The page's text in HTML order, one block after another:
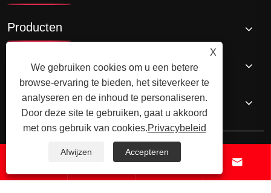
Producten
Nieuws
Neem contact met ons op
 
X
We gebruiken cookies om u een betere
browse-ervaring te bieden, het siteverkeer te
analyseren en de inhoud te personaliseren.
Door deze site te gebruiken, gaat u akkoord
met ons gebruik van cookies.Privacybeleid
Afwijzen Accepteren